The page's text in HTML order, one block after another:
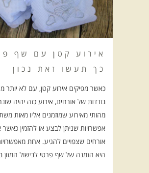
אירוע קטן עם שף
כך תעשו זאת נכון
כאשר מפיקים אירוע קטן, עם לא יותר
בודדות של אורחים, אירוע כזה יהיה
מהותי מאירוע שמוזמנים אליו מאות
אפשרויות שניתן לבצע או להזמין כאשר
אורחים שצפויים להגיע. אחת
היא הזמנה של שף פרטי לבישול המזון